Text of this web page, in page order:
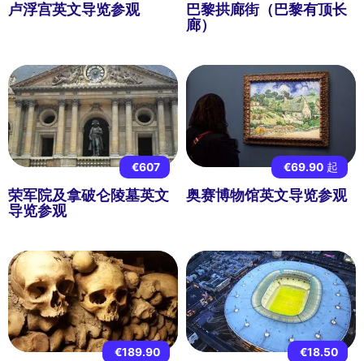
卢浮宫英文导览参观
巴黎拱廊街（巴黎有顶长
廊）
€607
荣军院及拿破仑陵墓英文
导览参观
€69.90起
奥赛博物馆英文导览参观
€189.90 €18.50